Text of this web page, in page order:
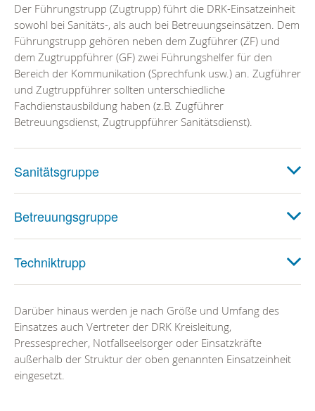
Der Führungstrupp (Zugtrupp) führt die DRK-Einsatzeinheit
sowohl bei Sanitäts-, als auch bei Betreuungseinsätzen. Dem
Führungstrupp gehören neben dem Zugführer (ZF) und
dem Zugtruppführer (GF) zwei Führungshelfer für den
Bereich der Kommunikation (Sprechfunk usw.) an. Zugführer
und Zugtruppführer sollten unterschiedliche
Fachdienstausbildung haben (z.B. Zugführer
Betreuungsdienst, Zugtruppführer Sanitätsdienst).
Sanitätsgruppe
Betreuungsgruppe
Techniktrupp
Darüber hinaus werden je nach Größe und Umfang des
Einsatzes auch Vertreter der DRK Kreisleitung,
Pressesprecher, Notfallseelsorger oder Einsatzkräfte
außerhalb der Struktur der oben genannten Einsatzeinheit
eingesetzt.